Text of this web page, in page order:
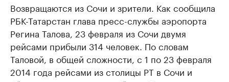
Возвращаются из Сочи и зрители. Как сообщила
РБК-Татарстан глава пресс-службы аэропорта
Регина Талова, 23 февраля из Сочи двумя
рейсами прибыли 314 человек. По словам
Таловой, в общей сложности, с 1 по 23 февраля
2014 года рейсами из столицы РТ в Сочи и